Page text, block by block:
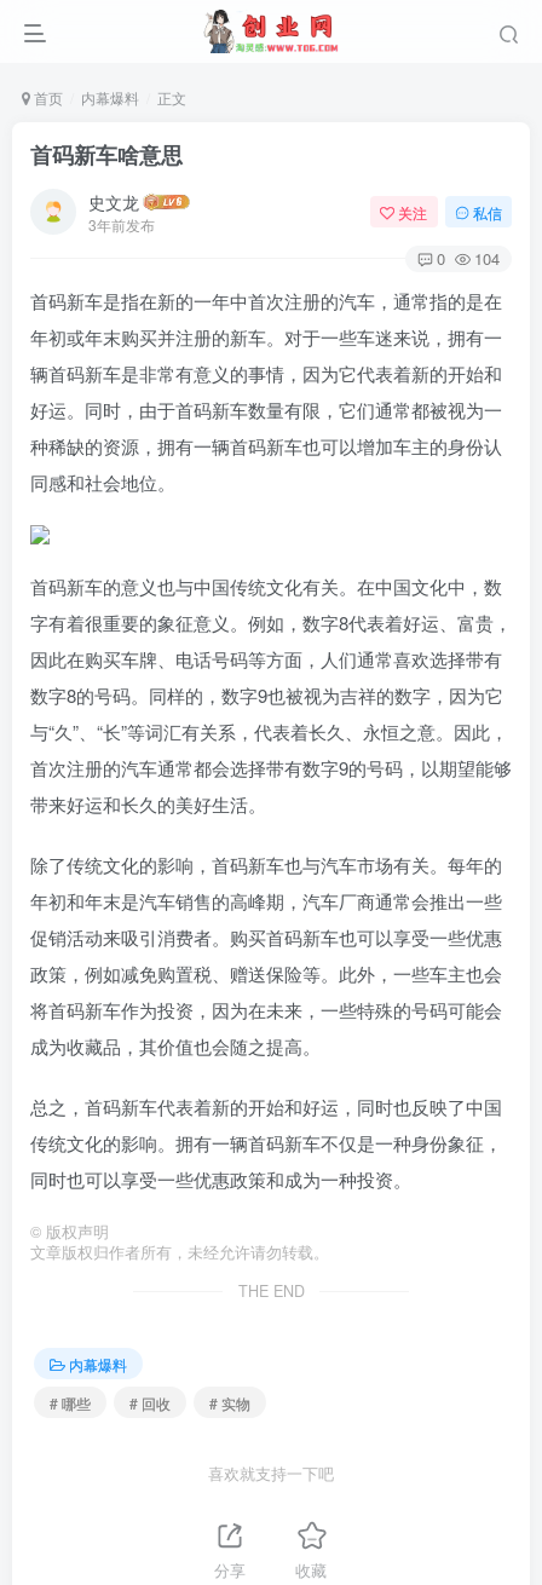
首页 内幕爆料 正文
首码新车啥意思
史文龙
3年前发布
关注 私信
0 104
首码新车是指在新的一年中首次注册的汽车，通常指的是在
年初或年末购买并注册的新车。对于一些车迷来说，拥有一
辆首码新车是非常有意义的事情，因为它代表着新的开始和
好运。同时，由于首码新车数量有限，它们通常都被视为一
种稀缺的资源，拥有一辆首码新车也可以增加车主的身份认
同感和社会地位。
首码新车的意义也与中国传统文化有关。在中国文化中，数
字有着很重要的象征意义。例如，数字8代表着好运、富贵，
因此在购买车牌、电话号码等方面，人们通常喜欢选择带有
数字8的号码。同样的，数字9也被视为吉祥的数字，因为它
与“久”、“长”等词汇有关系，代表着长久、永恒之意。因此，
首次注册的汽车通常都会选择带有数字9的号码，以期望能够
带来好运和长久的美好生活。
除了传统文化的影响，首码新车也与汽车市场有关。每年的
年初和年末是汽车销售的高峰期，汽车厂商通常会推出一些
促销活动来吸引消费者。购买首码新车也可以享受一些优惠
政策，例如减免购置税、赠送保险等。此外，一些车主也会
将首码新车作为投资，因为在未来，一些特殊的号码可能会
成为收藏品，其价值也会随之提高。
总之，首码新车代表着新的开始和好运，同时也反映了中国
传统文化的影响。拥有一辆首码新车不仅是一种身份象征，
同时也可以享受一些优惠政策和成为一种投资。
© 版权声明
文章版权归作者所有，未经允许请勿转载。
THE END
内幕爆料
# 哪些
# 回收 # 实物
喜欢就支持一下吧
分享 收藏